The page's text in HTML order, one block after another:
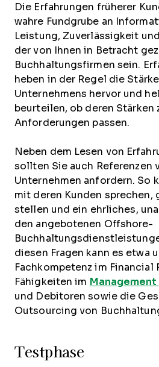
Die Erfahrungen früherer
wahre Fundgrube an
Leistung, Zuverlässigkeit
der von Ihnen in Betracht
Buchhaltungsfirmen sein.
heben in der Regel die
Unternehmens hervor und
beurteilen, ob deren Stärken
Anforderungen passen.
Neben dem Lesen von
sollten Sie auch Referenzen
Unternehmen anfordern. So
mit deren Kunden sprechen,
stellen und ein ehrliches,
den angebotenen Offshore-
diesen Fragen kann es etwa
Fachkompetenz im Financial
Fähigkeiten im
und Debitoren sowie die
Outsourcing von
Testphase